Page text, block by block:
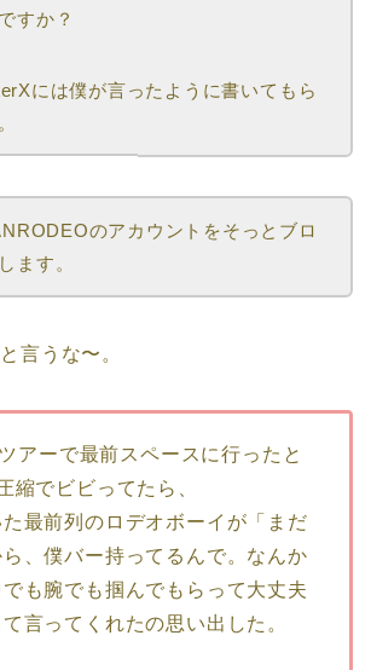
すか？
には僕が言ったように書いてもら
のアカウントをそっとブロ
ます。
言うな〜。
アーで最前スペースに行ったと
縮でビビってたら、
最前列のロデオボーイが「まだ
、僕バー持ってるんで。なんか
も腕でも掴んでもらって大丈夫
言ってくれたの思い出した。